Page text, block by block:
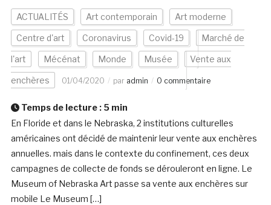
ACTUALITÉS Art contemporain Art moderne
Centre d'art Coronavirus Covid-19 Marché de
l'art Mécénat Monde Musée Vente aux
enchères 01/04/2020 par admin 0 commentaire
Temps de lecture : 5 min
En Floride et dans le Nebraska, 2 institutions culturelles
américaines ont décidé de maintenir leur vente aux enchères
annuelles. mais dans le contexte du confinement, ces deux
campagnes de collecte de fonds se dérouleront en ligne. Le
Museum of Nebraska Art passe sa vente aux enchères sur
mobile Le Museum […]